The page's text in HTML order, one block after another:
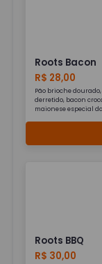
Roots Bacon
R$ 28,00
Pão brioche
derretido, bacon
maionese especial
Roots BBQ
R$ 30,00